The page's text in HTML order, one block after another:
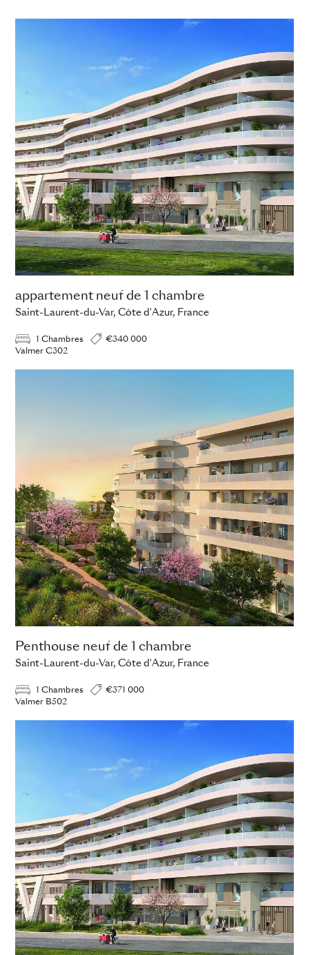
appartement neuf de 1 chambre
Saint-Laurent-du-Var, Côte d'Azur, France
1 Chambres
€340 000
Valmer C302
Penthouse neuf de 1 chambre
Saint-Laurent-du-Var, Côte d'Azur, France
1 Chambres
€371 000
Valmer B502